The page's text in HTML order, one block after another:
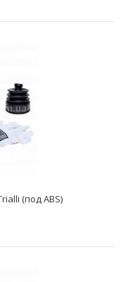
(под ABS)
ВАЗ-2170, 2171,
(под ABS)